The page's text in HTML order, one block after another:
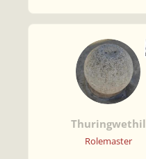
Thuringwethil
Rolemaster